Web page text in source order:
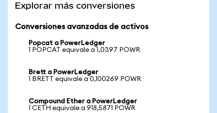
Explorar más conversiones
Conversiones avanzadas de activos
Popcat a PowerLedger
1 POPCAT equivale a 1,0397 POWR
Brett a PowerLedger
1 BRETT equivale a 0,100269 POWR
Compound Ether a PowerLedger
1 CETH equivale a 918,5871 POWR